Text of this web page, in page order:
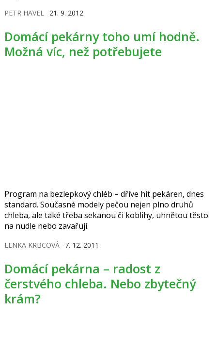
PETR HAVEL 21. 9. 2012
Domácí pekárny toho umí hodně.
Možná víc, než potřebujete
Program na bezlepkový chléb – dříve hit pekáren, dnes
standard. Současné modely pečou nejen plno druhů
chleba, ale také třeba sekanou či koblihy, uhnětou těsto
na nudle nebo zavařují.
LENKA KRBCOVÁ 7. 12. 2011
Domácí pekárna – radost z
čerstvého chleba. Nebo zbytečný
krám?